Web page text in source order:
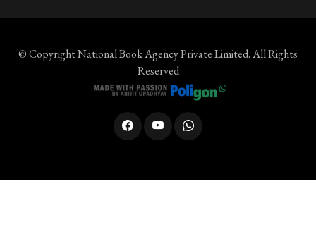
© CopyrightNational Book Agency Private Limited. All Rights
Reserved